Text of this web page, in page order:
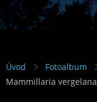
Úvod Fotoalbum
Mammillaria